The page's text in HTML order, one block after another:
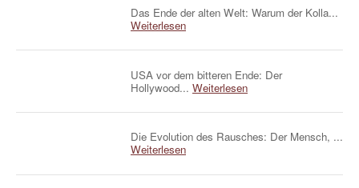
Das Ende der alten Welt: Warum der Kolla...
Weiterlesen
USA vor dem bitteren Ende: Der
Hollywood... Weiterlesen
Die Evolution des Rausches: Der Mensch, ...
Weiterlesen